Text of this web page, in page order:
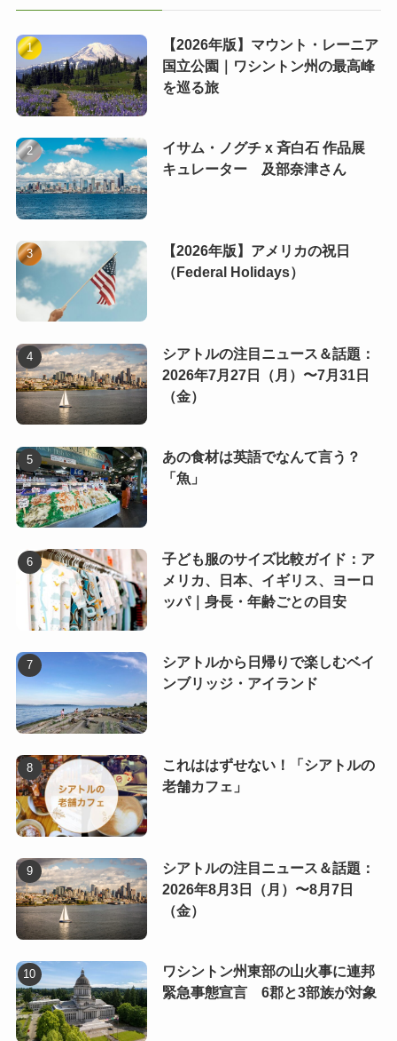
【2026年版】マウント・レーニア
国立公園｜ワシントン州の最高峰
を巡る旅
イサム・ノグチ x 斉白石 作品展
キュレーター 及部奈津さん
【2026年版】アメリカの祝日
（Federal Holidays）
シアトルの注目ニュース＆話題：
2026年7月27日（月）〜7月31日
（金）
あの食材は英語でなんて言う？
「魚」
子ども服のサイズ比較ガイド：ア
メリカ、日本、イギリス、ヨーロ
ッパ｜身長・年齢ごとの目安
シアトルから日帰りで楽しむベイ
ンブリッジ・アイランド
これははずせない！「シアトルの
老舗カフェ」
シアトルの注目ニュース＆話題：
2026年8月3日（月）〜8月7日
（金）
ワシントン州東部の山火事に連邦
緊急事態宣言 6郡と3部族が対象